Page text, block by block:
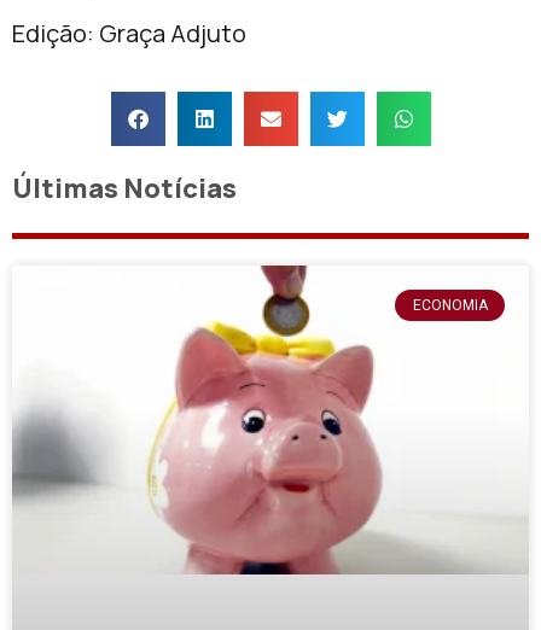
Edição: Graça Adjuto
Últimas Notícias
ECONOMIA